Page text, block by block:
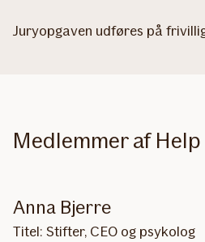
Juryopgaven udføres på
Medlemmer af
Anna Bjerre
Titel: Stifter, CEO og psykolog